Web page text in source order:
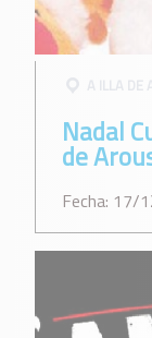
A ILLA
Nadal
de
Fecha: